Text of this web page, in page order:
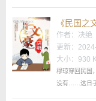
《民国之
作者： 决绝
更新：
大小：930
穆琼穿回民国
没有……这日